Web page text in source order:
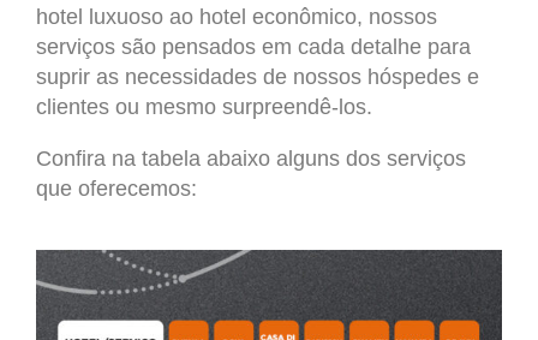
hotel luxuoso ao hotel econômico, nossos
serviços são pensados em cada detalhe para
suprir as necessidades de nossos hóspedes e
clientes ou mesmo surpreendê-los.
Confira na tabela abaixo alguns dos serviços
que oferecemos: